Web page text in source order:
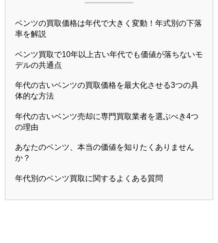
ベンツの買取価格は年代で大きく変動！年式別の下落
率を解説
ベンツ買取で10年以上古い年代でも価値が落ちないモ
デルの共通点
年代の古いベンツの買取価格を最大化させる3つの具
体的な方法
年代の古いベンツ売却に専門買取業者を選ぶべき4つ
の理由
あなたのベンツ、本当の価値を知りたくありません
か？
年代別のベンツ買取に関するよくある質問